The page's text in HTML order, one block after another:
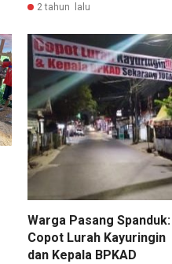
2 tahun lalu
Warga Pasang Spanduk:
Copot Lurah Kayuringin
dan Kepala BPKAD